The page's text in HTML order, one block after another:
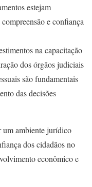
estejam
e confiança
na capacitação
dos órgãos judiciais
são fundamentais
das decisões
um ambiente jurídico
dos cidadãos no
econômico e